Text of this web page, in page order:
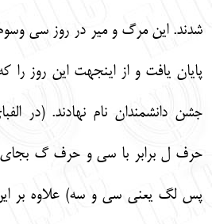
شدند. اين مرگ و مير در روز سي
پايان يافت و از اينجهت اين روز را
جشن دانشمندان نام نهادند. (در
حرف ل برابر با سي و حرف گ بجاي
پس لگ يعني سي و سه) علاوه بر